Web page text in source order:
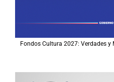
Fondos Cultura 2027: Verdades